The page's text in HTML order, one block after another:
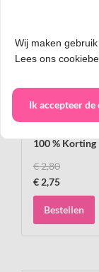
100 % Korting
€ 2,80
€ 2,75
Bestellen
Wij maken
Lees ons
Ik accepteer de